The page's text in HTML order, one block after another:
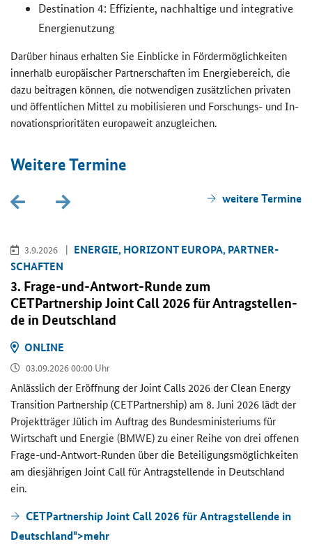
Destination 4: Ef­fi­zi­en­te, nach­hal­ti­ge und in­te­gra­ti­ve
En­er­gie­nut­zung
Dar­über hin­aus er­hal­ten Sie Ein­bli­cke in För­der­mög­lich­kei­ten
in­ner­halb eu­ro­päi­scher Part­ner­schaf­ten im En­er­gie­be­reich, die
dazu bei­tra­gen kön­nen, die not­wen­di­gen zu­sätz­li­chen pri­va­ten
und öf­fent­li­chen Mit­tel zu mo­bi­li­sie­ren und Forschungs-​ und In­
no­va­ti­ons­prio­ri­tä­ten eu­ro­pa­weit an­zu­glei­chen.
Wei­te­re Ter­mi­ne
wei­te­re Ter­mi­ne
3.9.2026
EN­ER­GIE, HO­RI­ZONT EU­RO­PA, PART­NER­
SCHAF­TEN
3. Frage-​und-Antwort-Runde zum
CETPartnership Joint Call 2026 für An­trag­stel­len­
de in Deutsch­land
ON­LINE
03.09.2026 00:00 Uhr
An­läss­lich der Er­öff­nung derJoint Calls 2026 der Clean Energy
Transition Partnership (CETPartnership)am 8. Juni 2026 lädt der
Pro­jekt­trä­ger Jü­lich im Auf­trag des Bun­des­mi­nis­te­ri­ums für
Wirt­schaft und En­er­gie (BMWE) zu einer Reihe von drei of­fe­nen
Frage-​und-Antwort-Runden über die Be­tei­li­gungs­mög­lich­kei­ten
am dies­jäh­ri­genJoint Callfür An­trag­stel­len­de in Deutsch­land
ein.
CETPartnership Joint Call 2026 für Antragstellende in
Deutschland">mehr